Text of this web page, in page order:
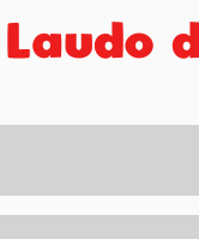
Laudo